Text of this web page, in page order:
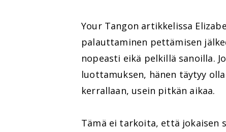
Your Tangon artikkelissa
palauttaminen pettämisen
nopeasti eikä pelkillä sanoilla.
luottamuksen, hänen täytyy
kerrallaan, usein pitkän aikaa.
Tämä ei tarkoita, että jokaisen